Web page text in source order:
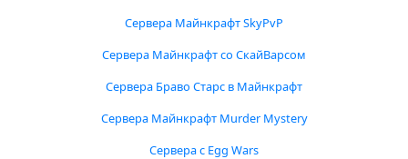
Сервера Майнкрафт SkyPvP
Сервера Майнкрафт со СкайВарсом
Сервера Браво Старс в Майнкрафт
Сервера Майнкрафт Murder Mystery
Сервера с Egg Wars